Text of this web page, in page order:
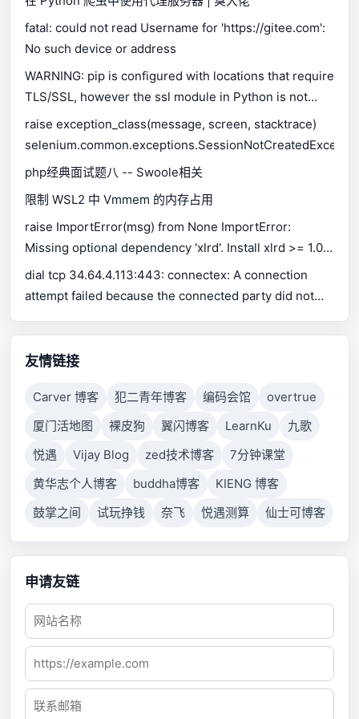
fatal: could not read Username for 'https://gitee.com':
No such device or address
WARNING: pip is configured with locations that require
TLS/SSL, however the ssl module in Python is not
available.
raise exception_class(message, screen, stacktrace)
php经典面试题八 -- Swoole相关
限制 WSL2 中 Vmmem 的内存占用
raise ImportError(msg) from None ImportError:
Missing optional dependency 'xlrd'. Install xlrd >= 1.0.0
for Excel support Use pip or conda to install xlrd.
dial tcp 34.64.4.113:443: connectex: A connection
attempt failed because the connected party did not
connection failed because connected host has failed
to respond.
友情链接
Carver 博客 犯二青年博客 编码会馆
overtrue
厦门活地图
裸皮狗 翼闪博客 LearnKu
九歌
悦遇
Vijay Blog zed技术博客
7分钟课堂
黄华志个人博客
buddha博客
KIENG 博客
鼓掌之间
试玩挣钱 奈飞 悦遇测算 仙士可博客
申请友链